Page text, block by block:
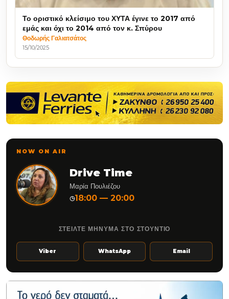
Το οριστικό κλείσιμο του ΧΥΤΑ έγινε το 2017 από
εμάς και όχι το 2014 από τον κ. Σπύρου
Θοδωρής Γαλιατσάτος
15/10/2025
NOW ON AIR
Drive Time
Μαρία Πουλιέζου
◷18:00 — 20:00
ΣΤΕΙΛΤΕ ΜΗΝΥΜΑ ΣΤΟ ΣΤΟΥΝΤΙΟ
Viber WhatsApp Email